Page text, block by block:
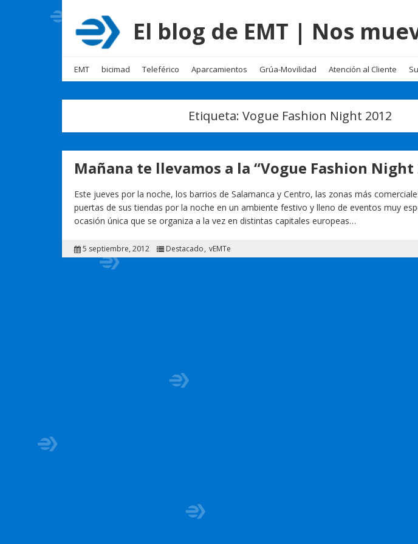
El blog de EMT | Nos
EMT bicimad Teleférico Aparcamientos Grúa-Movilidad Atención al Cliente
Etiqueta: Vogue Fashion Night 2012
Mañana te llevamos a la “Vogue Fashion Night
Este jueves por la noche, los barrios de Salamanca y Centro, las zonas más
puertas de sus tiendas por la noche en un ambiente festivo y lleno de eventos muy
ocasión única que se organiza a la vez en distintas capitales europeas…
5 septiembre, 2012 Destacado vEMTe